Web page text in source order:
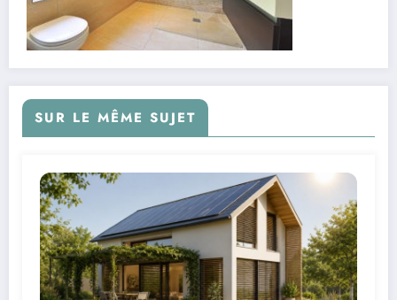
SUR LE MÊME SUJET